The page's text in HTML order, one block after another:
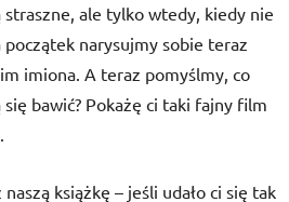
straszne, ale tylko wtedy, kiedy nie
narysujmy sobie teraz
imiona. A teraz pomyślmy, co
się bawić? Pokażę ci taki fajny film
książkę – jeśli udało ci się tak